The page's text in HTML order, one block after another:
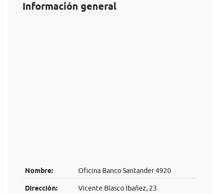
Información general
Nombre: Oficina Banco Santander 4920
Dirección: Vicente Blasco Ibañez, 23